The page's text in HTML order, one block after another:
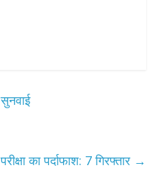
का पर्दाफाश: 7 गिरफ्तार →